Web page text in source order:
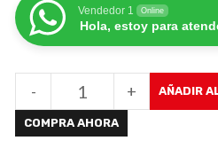
Vendedor 1 Online
Hola, estoy para
+
- AÑADIR
COMPRA AHORA